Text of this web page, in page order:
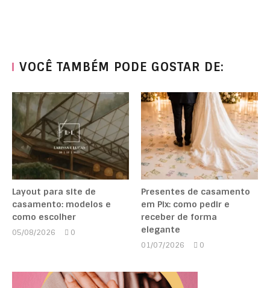
VOCÊ TAMBÉM PODE GOSTAR DE:
Layout para site de
casamento: modelos e
como escolher
05/08/2026
0
Presentes de casamento
em Pix: como pedir e
receber de forma
elegante
01/07/2026
0